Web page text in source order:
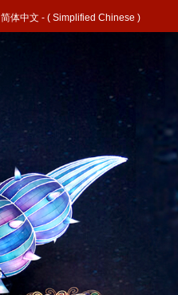
简体中文 - ( Simplified Chinese )